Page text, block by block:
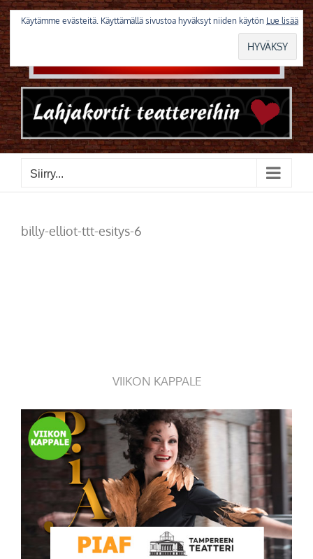
Skip
to
content
Siirry...
billy-elliot-ttt-esitys-6
VIIKON KAPPALE
Käytämme evästeitä. Käyttämällä sivustoa hyväksyt niiden käytön Lue lisää